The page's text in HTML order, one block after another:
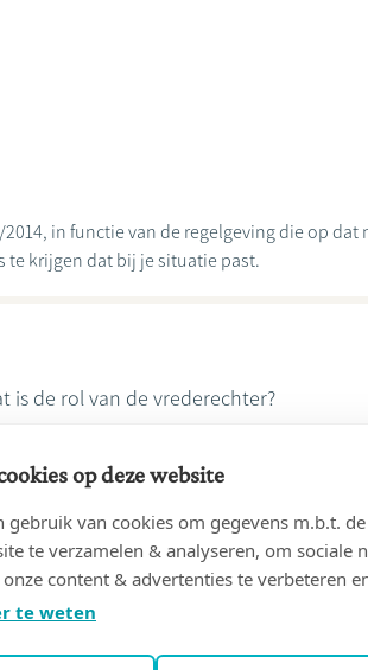
in functie van de regelgeving die op
te krijgen dat bij je situatie past.
is de rol van de vrederechter?
video van de week.
faqs
videos
op deze website
gebruik van cookies om gegevens m.b.t.
te verzamelen & analyseren, om sociale
content & advertenties te verbeteren
te weten